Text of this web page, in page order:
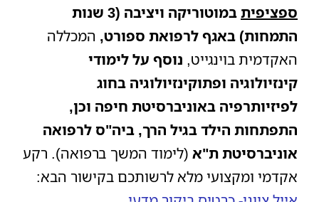
ספציפית
במוטוריקה ויציבה (3 שנות
התמחות) באגף לרפואת ספורט, המכללה
האקדמית בוינגייט, נוסף עללימודי
קינזיולוגיה ופתוקינזיולוגיה בחוג
לפיזיותרפיה באוניברסיטת חיפה וכן,
התפתחות הילד בגיל הרך, ביה"ס לרפואה
אוניברסיטת ת"א (לימוד המשך ברפואה). רקע
אקדמי ומקצועי מלא לרשותכם בקישור הבא: